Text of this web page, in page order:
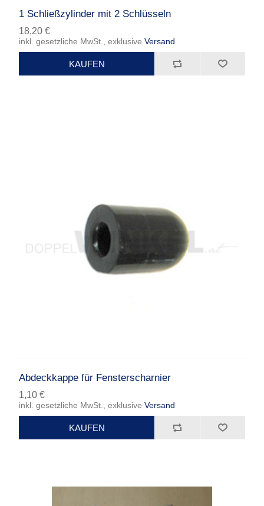
1 Schließzylinder mit 2 Schlüsseln
18,20 €
inkl. gesetzliche MwSt., exklusiveVersand
Abdeckkappe für Fensterscharnier
1,10 €
inkl. gesetzliche MwSt., exklusiveVersand